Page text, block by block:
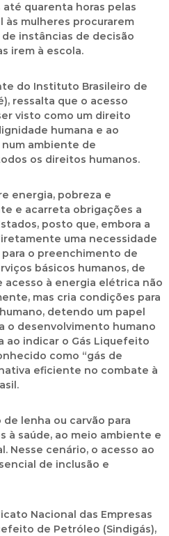
até quarenta horas pelas
mulheres procurarem
instâncias de decisão
irem à escola.
do Instituto Brasileiro de
ressalta que o acesso
visto como um direito
humana e ao
ambiente de
os direitos humanos.
energia, pobreza e
e acarreta obrigações a
posto que, embora a
uma necessidade
o preenchimento de
básicos humanos, de
acesso à energia elétrica não
mas cria condições para
detendo um papel
o desenvolvimento humano
ao indicar o Gás Liquefeito
como “gás de
eficiente no combate à
de lenha ou carvão para
à saúde, ao meio ambiente e
Nesse cenário, o acesso ao
de inclusão e
Nacional das Empresas
de Petróleo (Sindigás),